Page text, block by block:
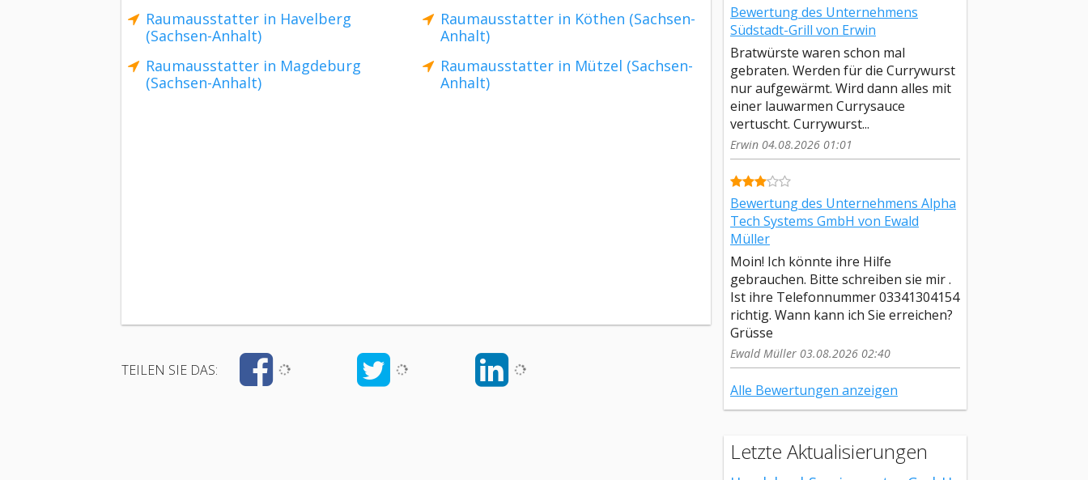
Raumausstatter in Havelberg
(Sachsen-Anhalt)
Raumausstatter in Köthen (Sachsen-
Anhalt)
Raumausstatter in Magdeburg
(Sachsen-Anhalt)
Raumausstatter in Mützel (Sachsen-
Anhalt)
TEILEN SIE DAS:
Bewertung des Unternehmens
Südstadt-Grill von Erwin
Bratwürste waren schon mal
gebraten. Werden für die Currywurst
nur aufgewärmt. Wird dann alles mit
einer lauwarmen Currysauce
vertuscht. Currywurst...
Erwin 04.08.2026 01:01
Bewertung des Unternehmens Alpha
Tech Systems GmbH von Ewald
Müller
Moin! Ich könnte ihre Hilfe
gebrauchen. Bitte schreiben sie mir .
Ist ihre Telefonnummer 03341304154
richtig. Wann kann ich Sie erreichen?
Grüsse
Ewald Müller 03.08.2026 02:40
Alle Bewertungen anzeigen
Letzte Aktualisierungen